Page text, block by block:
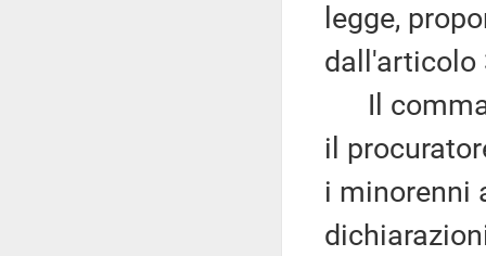
legge,
dall'articolo
Il comma
il
i minorenni